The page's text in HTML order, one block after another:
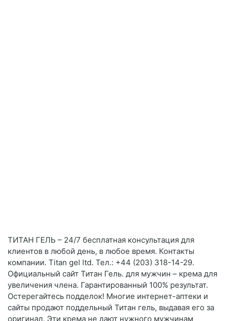
ТИТАН ГЕЛЬ – 24/7 бесплатная консультация для
клиентов в любой день, в любое время. Контакты
компании. Titan gel ltd. Тел.: +44 (203) 318-14-29.
Официальный сайт Титан Гель. для мужчин – крема для
увеличения члена. Гарантированный 100% результат.
Остерегайтесь подделок! Многие интернет-аптеки и
сайты продают поддельный Титан гель, выдавая его за
оригинал. Эти крема не дают нужного мужчинам